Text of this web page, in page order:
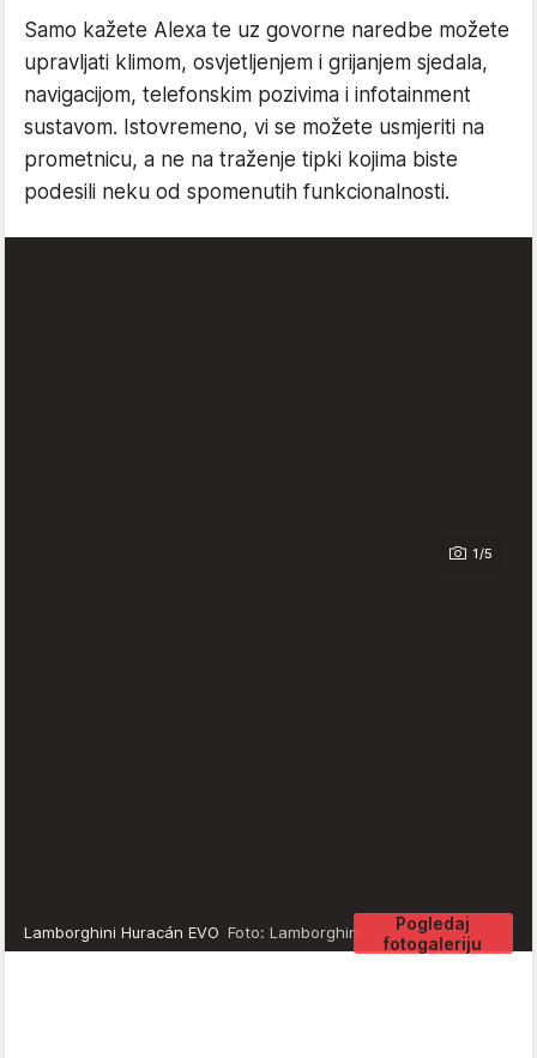
Samo kažete Alexa te uz govorne naredbe možete
upravljati klimom, osvjetljenjem i grijanjem sjedala,
navigacijom, telefonskim pozivima i infotainment
sustavom. Istovremeno, vi se možete usmjeriti na
prometnicu, a ne na traženje tipki kojima biste
podesili neku od spomenutih funkcionalnosti.
1/5
Pogledaj
fotogaleriju
Lamborghini Huracán EVO Foto: Lamborghini